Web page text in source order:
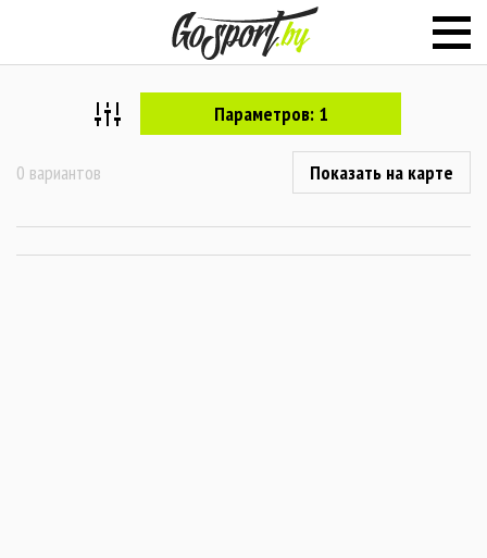
Параметров: 1
0 вариантов Показать на карте